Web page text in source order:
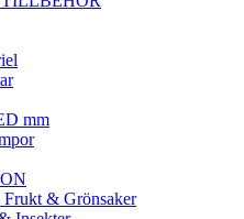
mm
& Grönsaker